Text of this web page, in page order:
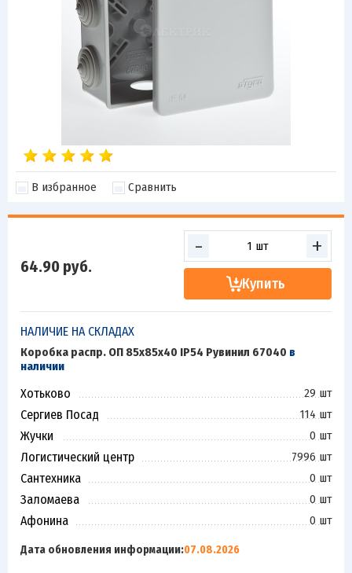
В избранное Сравнить
64.90 руб.
- +
Купить
НАЛИЧИЕ НА СКЛАДАХ
Коробка распр. ОП 85х85х40 IP54 Рувинил 67040 в
наличии
Хотьково 29 шт
Сергиев Посад 114 шт
Жучки 0 шт
Логистический центр 7996 шт
Сантехника 0 шт
Заломаева 0 шт
Афонина 0 шт
Дата обновления информации:07.08.2026